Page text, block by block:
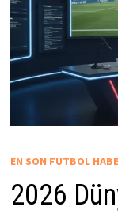
EN SON FUTBOL
2026